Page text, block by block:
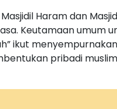
Haram dan
Keutamaan umum
ikut
pribadi